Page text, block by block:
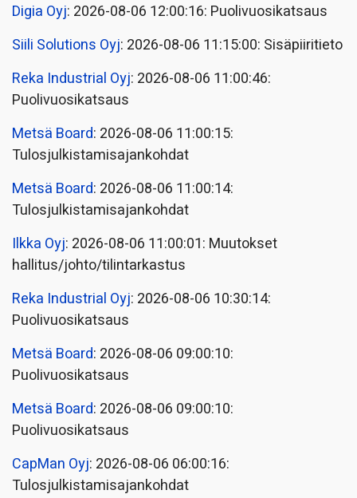
Digia Oyj: 2026-08-06 12:00:16: Puolivuosikatsaus
Siili Solutions Oyj: 2026-08-06 11:15:00: Sisäpiiritieto
Reka Industrial Oyj: 2026-08-06 11:00:46:
Puolivuosikatsaus
Metsä Board: 2026-08-06 11:00:15:
Tulosjulkistamisajankohdat
Metsä Board: 2026-08-06 11:00:14:
Tulosjulkistamisajankohdat
Ilkka Oyj: 2026-08-06 11:00:01: Muutokset
hallitus/johto/tilintarkastus
Reka Industrial Oyj: 2026-08-06 10:30:14:
Puolivuosikatsaus
Metsä Board: 2026-08-06 09:00:10:
Puolivuosikatsaus
Metsä Board: 2026-08-06 09:00:10:
Puolivuosikatsaus
CapMan Oyj: 2026-08-06 06:00:16:
Tulosjulkistamisajankohdat